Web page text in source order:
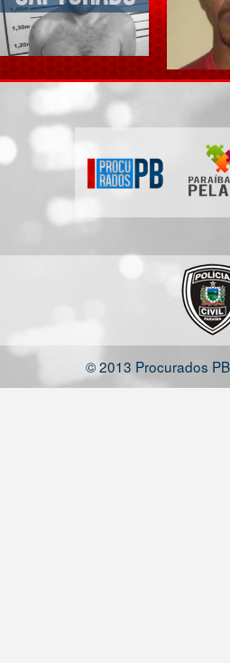
© 2013 Procurados